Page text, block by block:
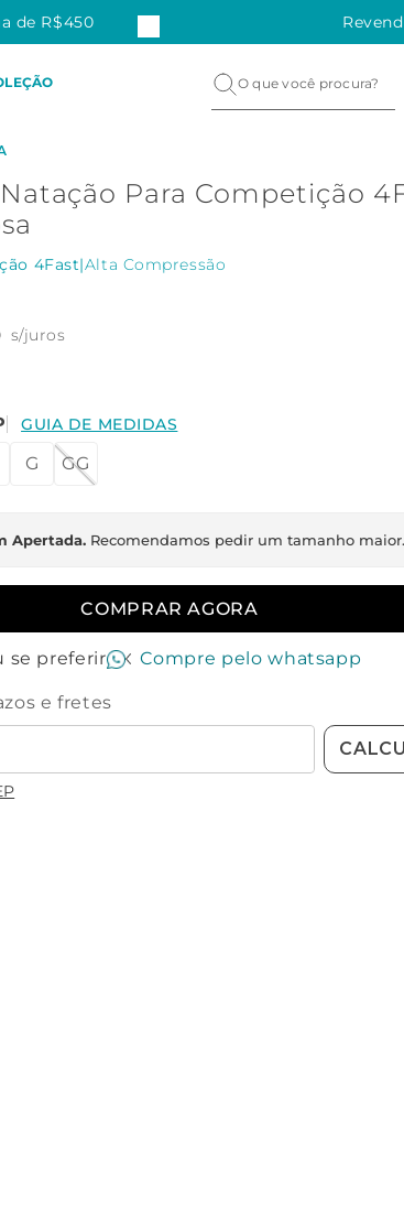
de R$450 CUPOM 1ª COMPRA:
Para Competição
4Fast|Alta Compressão
s/juros
GUIA DE MEDIDAS
G GG
Apertada. Recomendamos pedir um tamanho maior.
COMPRAR AGORA
se preferir Compre pelo whatsapp